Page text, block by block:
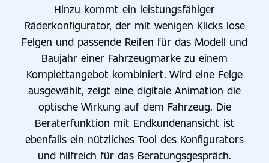
Hinzu kommt ein leistungsfähiger
Räderkonfigurator, der mit wenigen Klicks lose
Felgen und passende Reifen für das Modell und
Baujahr einer Fahrzeugmarke zu einem
Komplettangebot kombiniert. Wird eine Felge
ausgewählt, zeigt eine digitale Animation die
optische Wirkung auf dem Fahrzeug. Die
Beraterfunktion mit Endkundenansicht ist
ebenfalls ein nützliches Tool des Konfigurators
und hilfreich für das Beratungsgespräch.